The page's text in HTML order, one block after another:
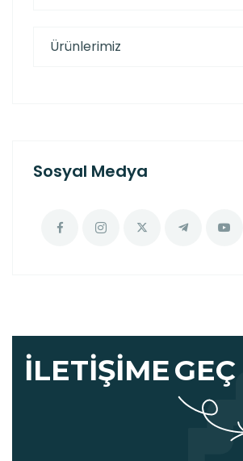
Ürünlerimiz
Sosyal Medya
İLETIŞIMEGEÇ